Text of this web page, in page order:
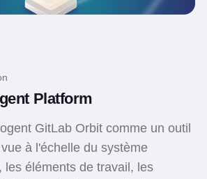
Platform
GitLab Orbit comme un outil
à l'échelle du système
les éléments de travail, les